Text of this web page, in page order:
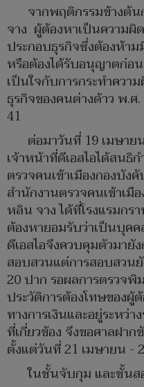
จากพฤติกรรมข้างต้
จาง ผู้ต้องหาเป็นความผิ
ประกอบธุรกิจซึ่งต้องห้า
หรือต้องได้รับอนุญาตก่อ
เป็นใจกับการกระทำคว
ธุรกิจของคนต่างด้าว พ.ศ
41
ต่อมาวันที่ 19 เมษาย
เจ้าหน้าที่ดีเอสไอได้สนธิ
ตรวจคนเข้าเมืองกองบั
สำนักงานตรวจคนเข้าเ
หลิน จาง ได้ที่โรงแรมก
ต้องหายอมรับว่าเป็นบุค
ดีเอสไอจึงควบคุมตัวมา
สอบสวนแต่การสอบสวน
20 ปาก รอผลการตรวจ
ประวัติการต้องโทษของผู้
ทางการเงินและอยู่ระหว่
ที่เกี่ยวข้อง จึงขอศาลฝา
ตั้งแต่วันที่ 21 เมษายน -
ในชั้นจับกุม และชั้นส